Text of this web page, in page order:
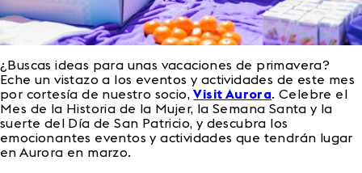
¿Buscas ideas para unas vacaciones de primavera?
Eche un vistazo a los eventos y actividades de este mes
por cortesía de nuestro socio,Visit Aurora. Celebre el
Mes de la Historia de la Mujer, la Semana Santa y la
suerte del Día de San Patricio, y descubra los
emocionantes eventos y actividades que tendrán lugar
en Aurora en marzo.